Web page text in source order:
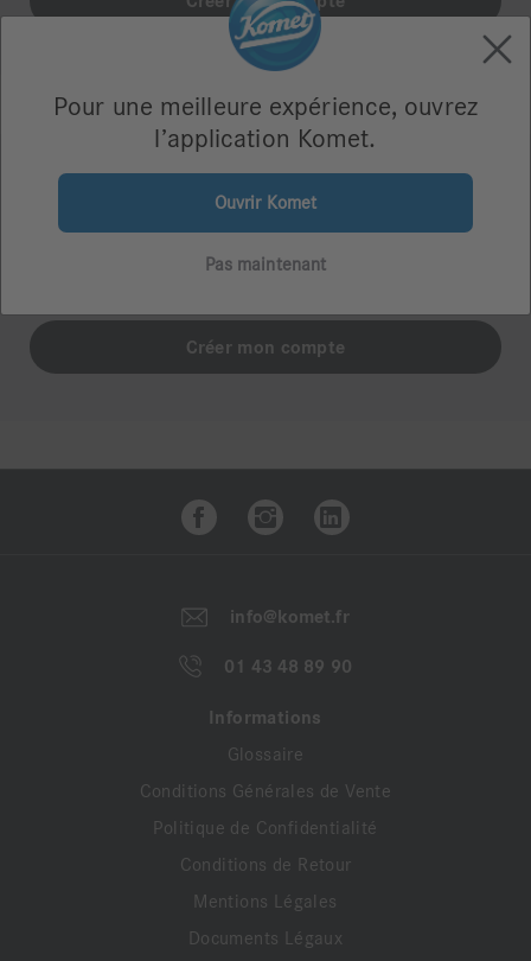
Je n'ai pas de numéro client Komet
Vous n’avez pas encore commandé de produits chez Komet
ou vous n’avez pas votre numéro de client à portée de
info@komet.fr
01 43 48 89 90
Informations
Glossaire
Conditions Générales de Vente
Politique de Confidentialité
Conditions de Retour
Mentions Légales
Documents Légaux
Pour une meilleure expérience, ouvrez
l’application Komet.
Ouvrir Komet
Pas maintenant